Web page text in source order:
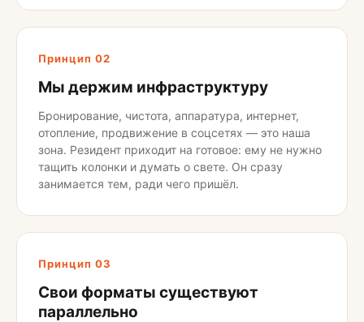
Принцип 02
Мы держим инфраструктуру
Бронирование, чистота, аппаратура, интернет,
отопление, продвижение в соцсетях — это наша
зона. Резидент приходит на готовое: ему не нужно
тащить колонки и думать о свете. Он сразу
занимается тем, ради чего пришёл.
Принцип 03
Свои форматы существуют
параллельно